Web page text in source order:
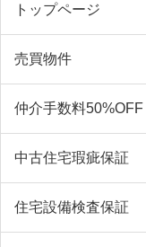
トップページ
売買物件
仲介手数料50%OFF
中古住宅瑕疵保証
住宅設備検査保証